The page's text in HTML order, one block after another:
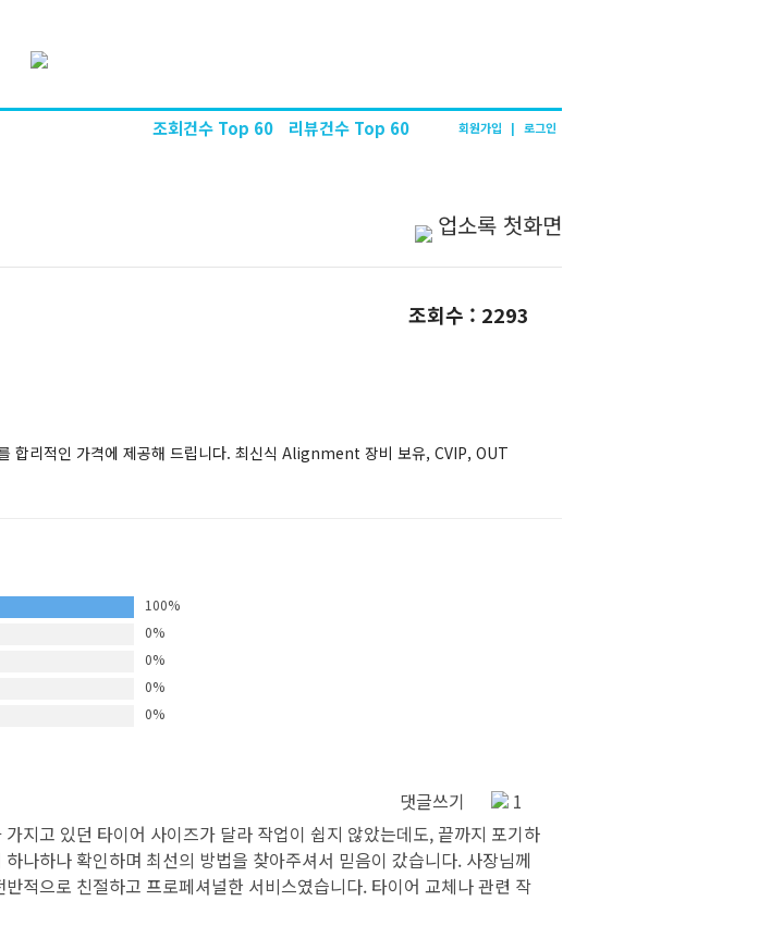
조회건수 Top 60 리뷰건수 Top 60 회원가입 | 로그인
업소록 첫화면
조회수 : 2293
합리적인 가격에 제공해 드립니다. 최신식 Alignment 장비 보유, CVIP, OUT
100%
0%
0%
0%
0%
댓글쓰기
1
지고 있던 타이어 사이즈가 달라 작업이 쉽지 않았는데도, 끝까지 포기하
나하나 확인하며 최선의 방법을 찾아주셔서 믿음이 갔습니다. 사장님께
적으로 친절하고 프로페셔널한 서비스였습니다. 타이어 교체나 관련 작